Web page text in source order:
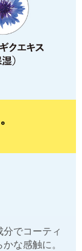
でコーティ
な感触に。